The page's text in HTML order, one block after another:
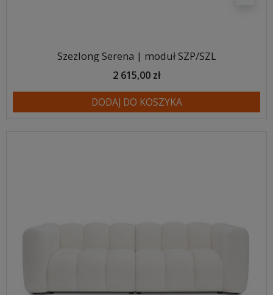
Szezlong Serena | moduł SZP/SZL
2 615,00 zł
DODAJ DO KOSZYKA